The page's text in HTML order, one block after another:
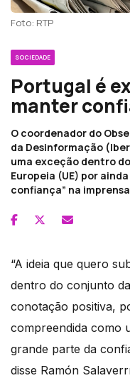
Foto: RTP
SOCIEDADE
Portugal é
manter
O coordenador do
da Desinformação
uma exceção dentro
Europeia (UE) por
confiança” na
“A ideia que quero
dentro do conjunto
conotação positiva,
compreendida como
grande parte da
disse Ramón